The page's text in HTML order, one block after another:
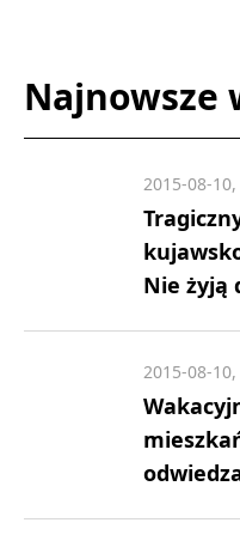
Najnowsze
Nie żyją
2015-08-
2015-08-10,